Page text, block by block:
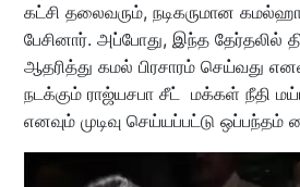
கட்சி தலைவரும், நடிகருமான
பேசினார். அப்போது, இந்த தேர்தலில்
ஆதரித்து கமல் பிரசாரம் செய்வது
நடக்கும் ராஜ்யசபா சீட் மக்கள் நீதி
எனவும் முடிவு செய்யப்பட்டு